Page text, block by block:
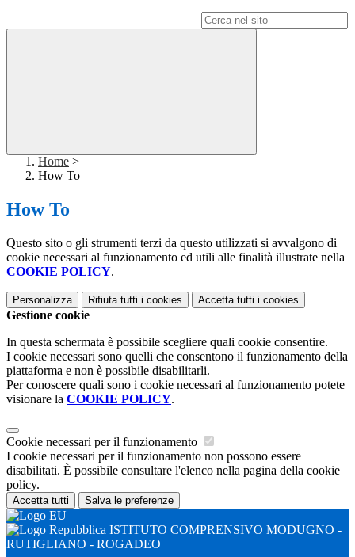
Home >
How To
How To
Questo sito o gli strumenti terzi da questo utilizzati si avvalgono di
cookie necessari al funzionamento ed utili alle finalità illustrate nella
COOKIE POLICY.
Personalizza Rifiuta tutti i cookies Accetta tutti i cookies
Gestione cookie
In questa schermata è possibile scegliere quali cookie consentire.
I cookie necessari sono quelli che consentono il funzionamento della
piattaforma e non è possibile disabilitarli.
Per conoscere quali sono i cookie necessari al funzionamento potete
visionare la COOKIE POLICY.
Cookie necessari per il funzionamento
I cookie necessari per il funzionamento non possono essere
disabilitati. È possibile consultare l'elenco nella pagina della cookie
policy.
Accetta tutti Salva le preferenze
ISTITUTO COMPRENSIVO MODUGNO -
RUTIGLIANO - ROGADEO